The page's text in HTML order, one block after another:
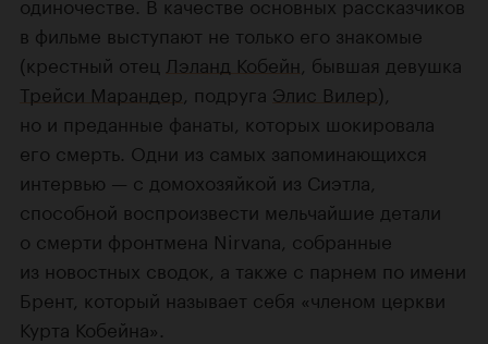
в фильме выступают не только его знакомые
(крестный отец Лэланд Кобейн, бывшая девушка
Трейси Марандер, подруга Элис Вилер),
но и преданные фанаты, которых шокировала
его смерть. Одни из самых запоминающихся
интервью — с домохозяйкой из Сиэтла,
способной воспроизвести мельчайшие детали
о смерти фронтмена Nirvana, собранные
из новостных сводок, а также с парнем по имени
Брент, который называет себя «членом церкви
Курта Кобейна».